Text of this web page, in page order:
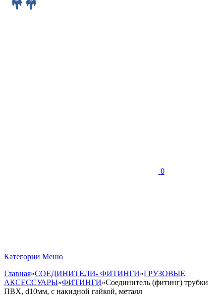
0
Категории Меню
Главная»СОЕДИНИТЕЛИ- ФИТИНГИ»ГРУЗОВЫЕ
АКСЕССУАРЫ»ФИТИНГИ»Соединитель (фитинг) трубки
ПВХ, d10мм, с накидной гайкой, металл